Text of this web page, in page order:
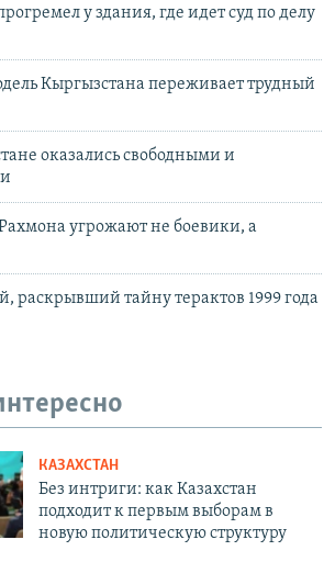
у здания, где идет суд по делу
Кыргызстана переживает трудный
оказались свободными и
угрожают не боевики, а
раскрывший тайну терактов 1999 года
КАЗАХСТАН
Без интриги: как Казахстан
подходит к первым выборам в
новую политическую структуру